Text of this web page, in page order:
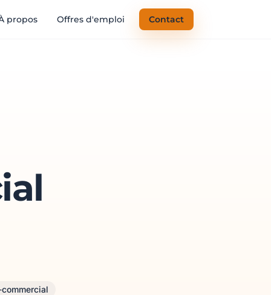
propos Offres d'emploi Contact